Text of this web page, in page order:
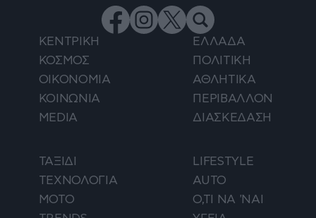
ΚΕΝΤΡΙΚΗ
ΕΛΛΑΔΑ
ΚΟΣΜΟΣ
ΠΟΛΙΤΙΚΗ
ΟΙΚΟΝΟΜΙΑ
ΑΘΛΗΤΙΚΑ
ΚΟΙΝΩΝΙΑ
ΠΕΡΙΒΑΛΛΟΝ
MEDIA
ΔΙΑΣΚΕΔΑΣΗ
ΤΑΞΙΔΙ
LIFESTYLE
ΤΕΧΝΟΛΟΓΙΑ
AUTO
ΜΟΤΟ
Ο,ΤΙ ΝΑ 'ΝΑΙ